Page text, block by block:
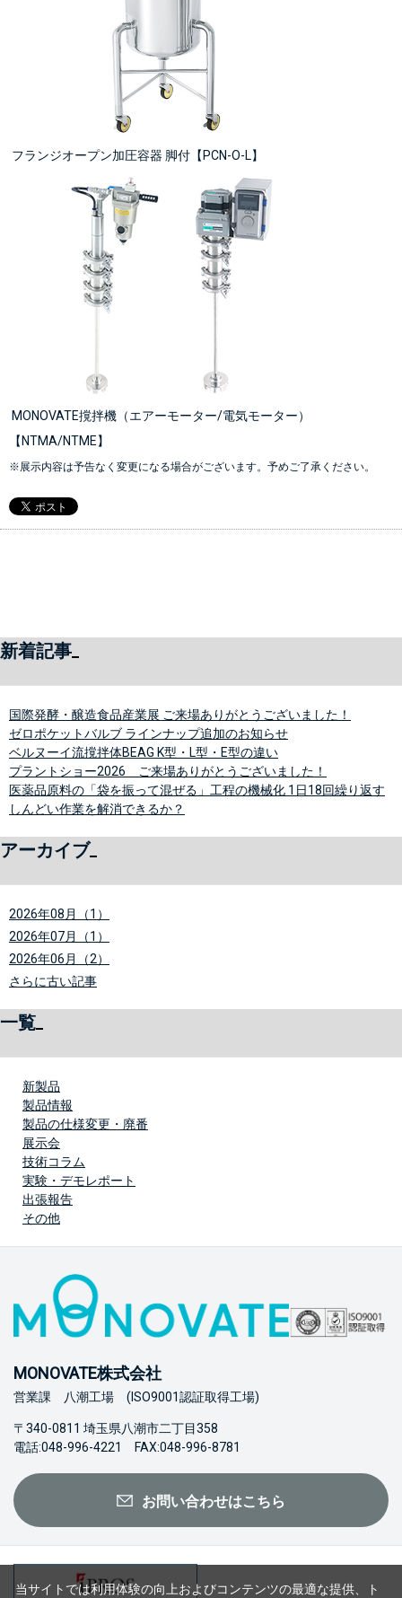
フランジオープン加圧容器 脚付【PCN-O-L】
MONOVATE撹拌機（エアーモーター/電気モーター）
【NTMA/NTME】
※展示内容は予告なく変更になる場合がございます。予めご了承ください。
新着記事
国際発酵・醸造食品産業展 ご来場ありがとうございました！
ゼロポケットバルブ ラインナップ追加のお知らせ
ベルヌーイ流撹拌体BEAG K型・L型・E型の違い
プラントショー2026 ご来場ありがとうございました！
医薬品原料の「袋を振って混ぜる」工程の機械化 1日18回繰り返す
しんどい作業を解消できるか？
アーカイブ
2026年08月（1）
2026年07月（1）
2026年06月（2）
さらに古い記事
一覧
新製品
製品情報
製品の仕様変更・廃番
展示会
技術コラム
実験・デモレポート
出張報告
その他
MONOVATE株式会社
営業課 八潮工場 (ISO9001認証取得工場)
〒340-0811 埼玉県八潮市二丁目358
電話:048-996-4221 FAX:048-996-8781
お問い合わせはこちら
当サイトでは利用体験の向上およびコンテンツの最適な提供、ト